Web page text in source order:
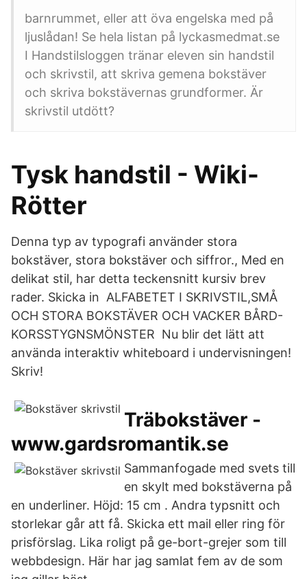
barnrummet, eller att öva engelska med på
ljuslådan! Se hela listan på lyckasmedmat.se
I Handstilsloggen tränar eleven sin handstil
och skrivstil, att skriva gemena bokstäver
och skriva bokstävernas grundformer. Är
skrivstil utdött?
Tysk handstil - Wiki-
Rötter
Denna typ av typografi använder stora
bokstäver, stora bokstäver och siffror., Med en
delikat stil, har detta teckensnitt kursiv brev
rader. Skicka in ALFABETET I SKRIVSTIL,SMÅ
OCH STORA BOKSTÄVER OCH VACKER BÅRD-
KORSSTYGNSMÖNSTER Nu blir det lätt att
använda interaktiv whiteboard i undervisningen!
Skriv!
Träbokstäver -
www.gardsromantik.se
Sammanfogade med svets till
en skylt med bokstäverna på
en underliner. Höjd: 15 cm . Andra typsnitt och
storlekar går att få. Skicka ett mail eller ring för
prisförslag. Lika roligt på ge-bort-grejer som till
webbdesign. Här har jag samlat fem av de som